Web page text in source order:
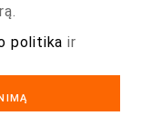
politika ir